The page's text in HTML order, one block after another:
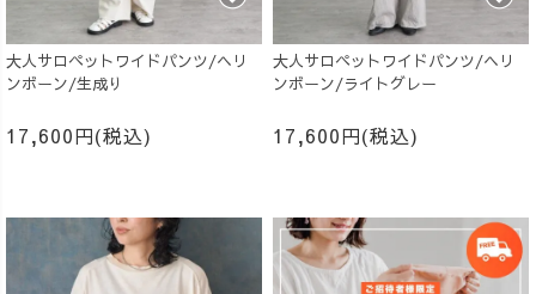
大人サロペットワイドパンツ/ヘリ
ンボーン/生成り
17,600円(税込)
大人サロペットワイドパンツ/ヘリ
ンボーン/ライトグレー
17,600円(税込)